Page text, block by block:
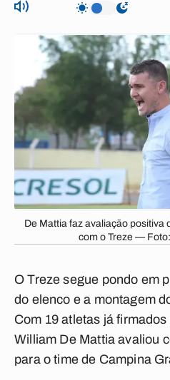
De Mattia faz avaliação positiva
com o Treze —
O Treze segue pondo em
do elenco e a montagem
Com 19 atletas já
William De Mattia avaliou
para o time de Campina